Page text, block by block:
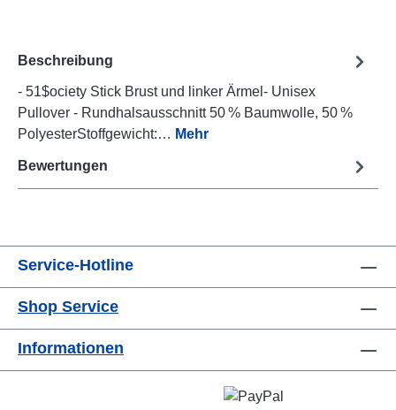
Beschreibung
- 51$ociety Stick Brust und linker Ärmel- Unisex
Pullover - Rundhalsausschnitt 50 % Baumwolle, 50 %
PolyesterStoffgewicht:… Mehr
Bewertungen
Service-Hotline
Shop Service
Informationen